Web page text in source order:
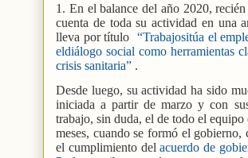
1. En el balance del año 2020,
cuenta de toda su actividad en una
lleva por título “Trabajositúa el
eldiálogo social como herramientas
crisis sanitaria” .
Desde luego, su actividad ha sido
iniciada a partir de marzo y con
trabajo, sin duda, el de todo el
meses, cuando se formó el
el cumplimiento delacuerdo de